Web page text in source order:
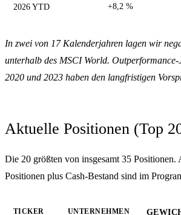
2026 YTD +8,2 %
In zwei von 17 Kalenderjahren lagen wir
unterhalb des MSCI World. Outperformance-
2020 und 2023 haben den langfristigen
Aktuelle Positionen (Top
Die 20 größten von insgesamt 35 Positionen.
Positionen plus Cash-Bestand sind im
TICKER UNTERNEHMEN